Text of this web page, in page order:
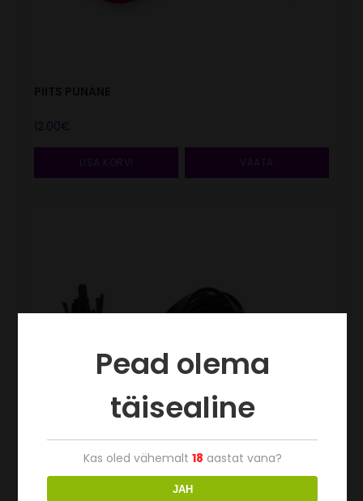
12.00€
LISA KORVI VAATA
Pead olema
täisealine
Kas oled vähemalt 18 aastat vana?
JAH